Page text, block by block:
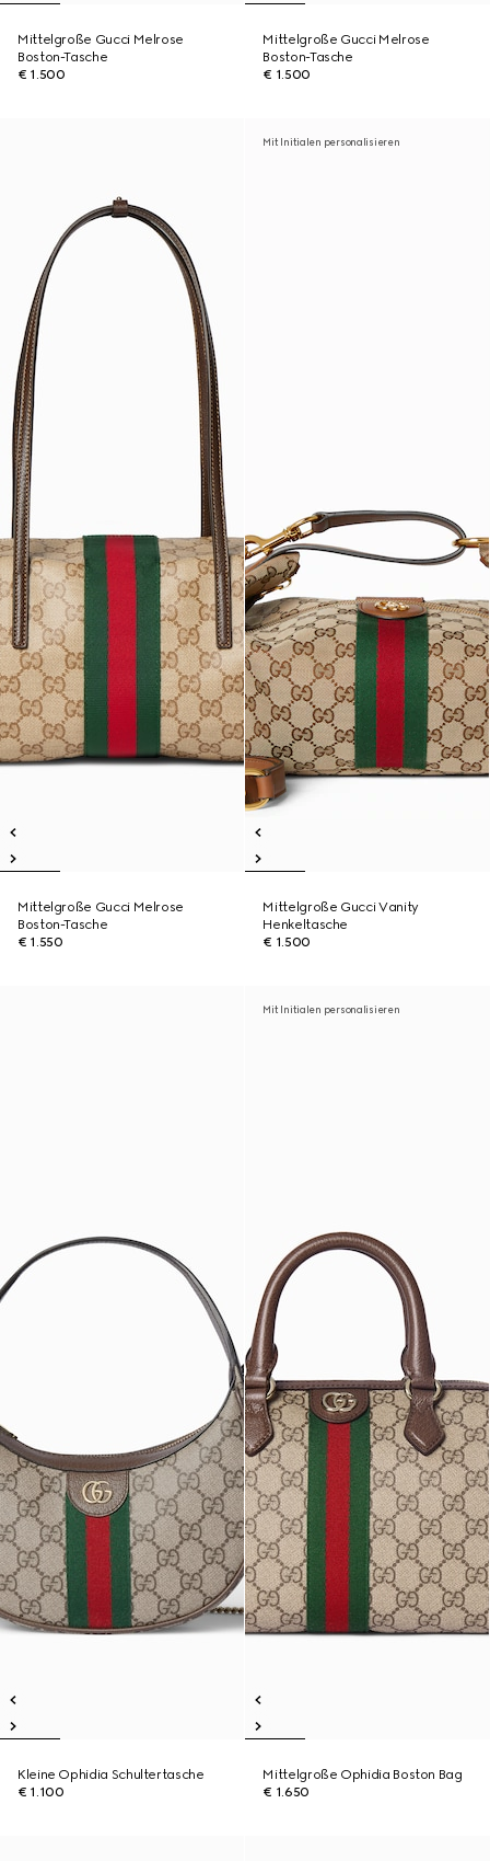
Mittelgroße Gucci Melrose
Boston-Tasche
€ 1.500
Mittelgroße Gucci Melrose
Boston-Tasche
€ 1.500
Mittelgroße Gucci Melrose
Boston-Tasche
€ 1.550
Mit Initialen personalisieren
Mittelgroße Gucci Vanity
Henkeltasche
€ 1.500
Kleine Ophidia Schultertasche
€ 1.100
Mit Initialen personalisieren
Mittelgroße Ophidia Boston Bag
€ 1.650